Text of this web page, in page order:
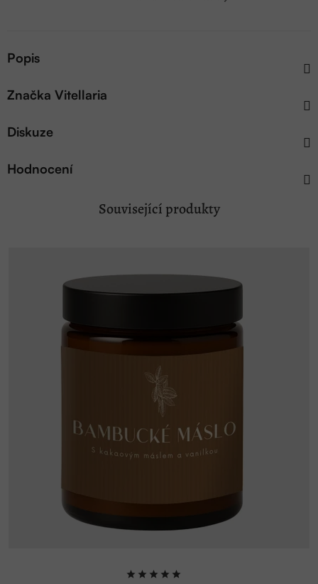
Popis
Značka Vitellaria
Diskuze
Hodnocení
Související produkty
Průměrné